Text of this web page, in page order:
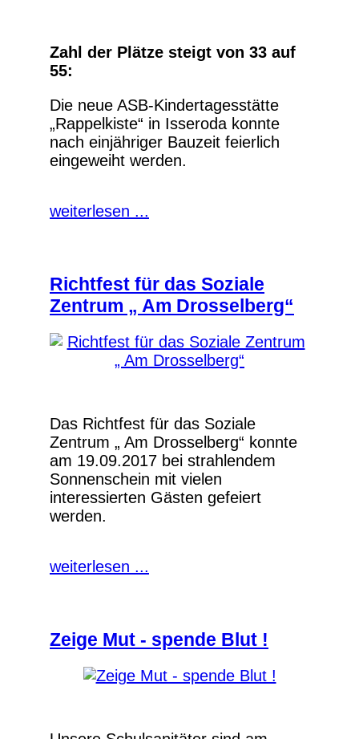
Zahl der Plätze steigt von 33 auf
55:
Die neue ASB-Kindertagesstätte
„Rappelkiste“ in Isseroda konnte
nach einjähriger Bauzeit feierlich
eingeweiht werden.
weiterlesen ...
Richtfest für das Soziale
Zentrum „ Am Drosselberg“
Das Richtfest für das Soziale
Zentrum „ Am Drosselberg“ konnte
am 19.09.2017 bei strahlendem
Sonnenschein mit vielen
interessierten Gästen gefeiert
werden.
weiterlesen ...
Zeige Mut - spende Blut !